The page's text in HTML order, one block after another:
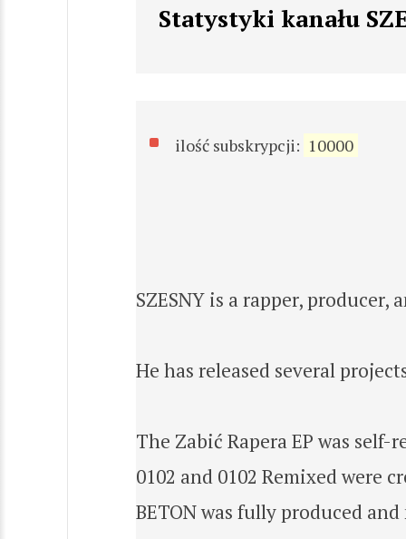
Statystyki kanału
ilość subskrypcji: 10000
SZESNY is a rapper,
He has released several
The Zabić Rapera EP was self-
0102 and 0102 Remixed
BETON was fully produced and